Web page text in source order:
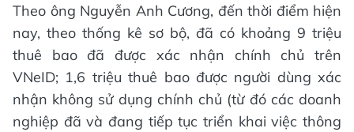
Theo ông Nguyễn Anh Cương, đến thời điểm hiện
nay, theo thống kê sơ bộ, đã có khoảng 9 triệu
thuê bao đã được xác nhận chính chủ trên
VNeID; 1,6 triệu thuê bao được người dùng xác
nhận không sử dụng chính chủ (từ đó các doanh
nghiệp đã và đang tiếp tục triển khai việc thông